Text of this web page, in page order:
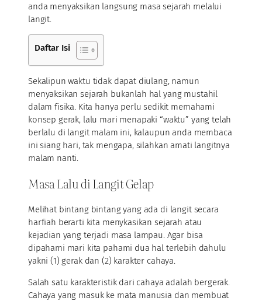
anda menyaksikan langsung masa sejarah melalui
langit.
Daftar Isi
Sekalipun waktu tidak dapat diulang, namun
menyaksikan sejarah bukanlah hal yang mustahil
dalam fisika. Kita hanya perlu sedikit memahami
konsep gerak, lalu mari menapaki “waktu” yang telah
berlalu di langit malam ini, kalaupun anda membaca
ini siang hari, tak mengapa, silahkan amati langitnya
malam nanti.
Masa Lalu di Langit Gelap
Melihat bintang bintang yang ada di langit secara
harfiah berarti kita menykasikan sejarah atau
kejadian yang terjadi masa lampau. Agar bisa
dipahami mari kita pahami dua hal terlebih dahulu
yakni (1) gerak dan (2) karakter cahaya.
Salah satu karakteristik dari cahaya adalah bergerak.
Cahaya yang masuk ke mata manusia dan membuat